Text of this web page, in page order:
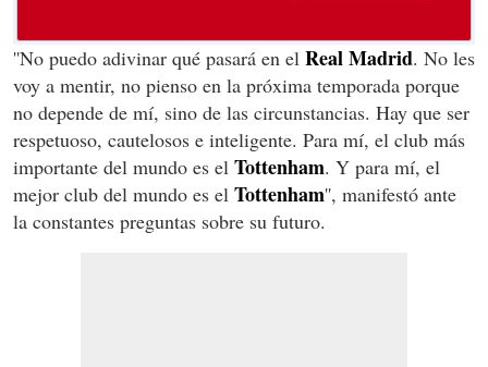
''No puedo adivinar qué pasará en el Real Madrid. No les
voy a mentir, no pienso en la próxima temporada porque
no depende de mí, sino de las circunstancias. Hay que ser
respetuoso, cautelosos e inteligente. Para mí, el club más
importante del mundo es el Tottenham. Y para mí, el
mejor club del mundo es el Tottenham'', manifestó ante
la constantes preguntas sobre su futuro.